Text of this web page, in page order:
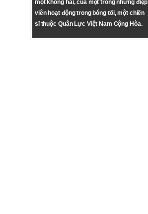
một không hai, của một trong những điệp
viên hoạt động trong bóng tối, một chiến
sĩ thuộc Quân Lực Việt Nam Cộng Hòa.